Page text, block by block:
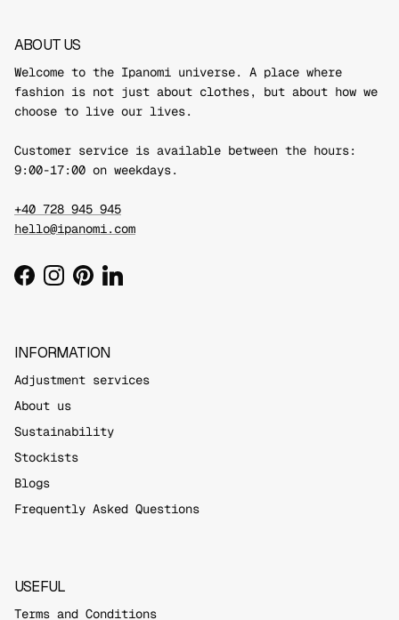
ABOUT US
Welcome to the Ipanomi universe. A place where
fashion is not just about clothes, but about how we
choose to live our lives.
Customer service is available between the hours:
9:00-17:00 on weekdays.
+40 728 945 945
hello@ipanomi.com
FacebookInstagram
Pinterest
LinkedIn
INFORMATION
Adjustment services
About us
Sustainability
Stockists
Blogs
Frequently Asked Questions
USEFUL
Terms and Conditions